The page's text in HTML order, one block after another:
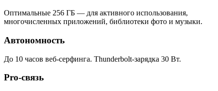
Оптимальные 256 ГБ — для активного использования,
многочисленных приложений, библиотеки фото и музыки.
Автономность
До 10 часов веб-серфинга. Thunderbolt-зарядка 30 Вт.
Pro-связь